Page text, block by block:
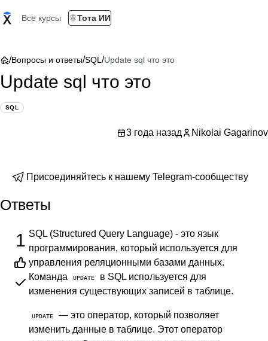
Все курсы Тота ИИ
/Вопросы и ответы/SQL /Update sql что это
Update sql что это
SQL
3 года назад Nikolai Gagarinov
Присоединяйтесь к нашему Telegram-сообществу
Ответы
1 SQL (Structured Query Language) - это язык
программирования, который используется для
управления реляционными базами данных.
Команда
UPDATE
в SQL используется для
изменения существующих записей в таблице.
UPDATE
— это оператор, который позволяет
изменить данные в таблице. Этот оператор